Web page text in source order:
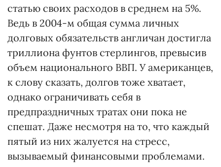
статью своих расходов в среднем на 5%.
Ведь в 2004-м общая сумма личных
долговых обязательств англичан достигла
триллиона фунтов стерлингов, превысив
объем национального ВВП. У американцев,
к слову сказать, долгов тоже хватает,
однако ограничивать себя в
предпраздничных тратах они пока не
спешат. Даже несмотря на то, что каждый
пятый из них жалуется на стресс,
вызываемый финансовыми проблемами.